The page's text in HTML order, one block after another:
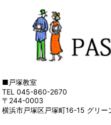
■戸塚教室
TEL 045-860-2670
〒244-0003
横浜市戸塚区戸塚町16-15 グリー